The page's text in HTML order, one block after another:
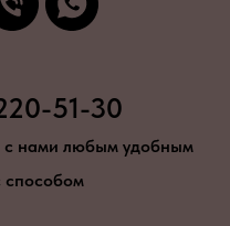
51-30
с нами любым удобным
способом